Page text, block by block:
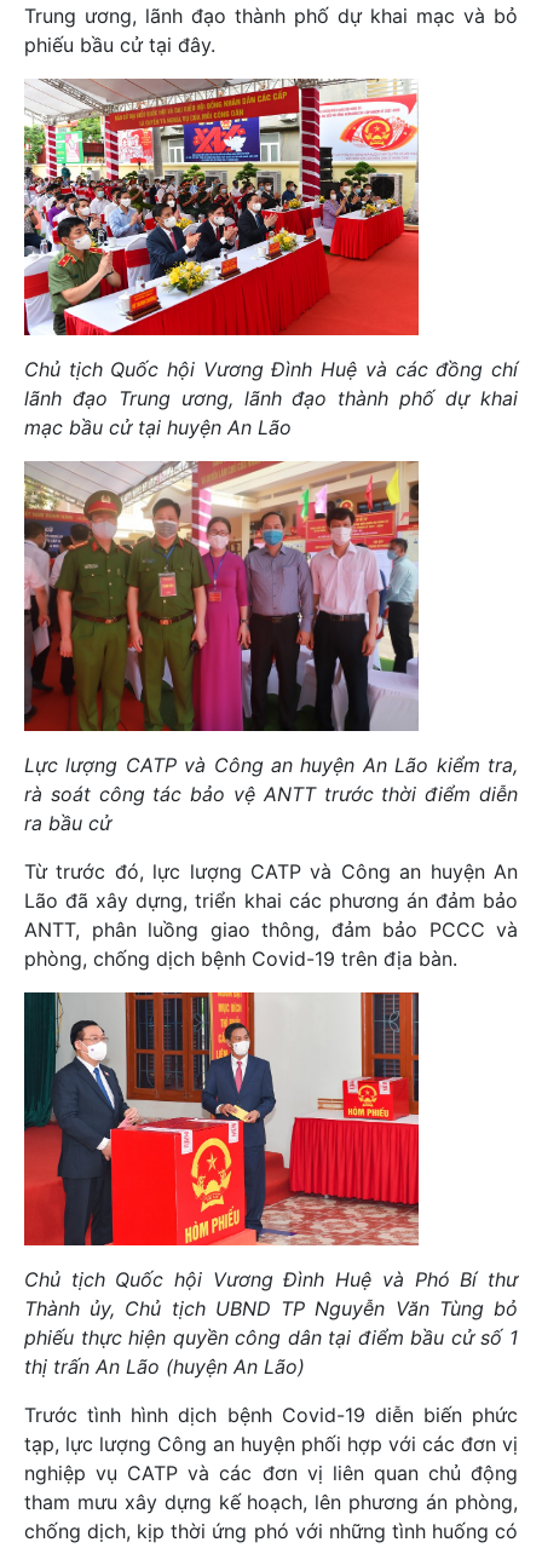
Trung ương, lãnh đạo thành phố dự khai mạc và bỏ
phiếu bầu cử tại đây.
Chủ tịch Quốc hội Vương Đình Huệ và các đồng chí
lãnh đạo Trung ương, lãnh đạo thành phố dự khai
mạc bầu cử tại huyện An Lão
Lực lượng CATP và Công an huyện An Lão kiểm tra,
rà soát công tác bảo vệ ANTT trước thời điểm diễn
ra bầu cử
Từ trước đó, lực lượng CATP và Công an huyện An
Lão đã xây dựng, triển khai các phương án đảm bảo
ANTT, phân luồng giao thông, đảm bảo PCCC và
phòng, chống dịch bệnh Covid-19 trên địa bàn.
Chủ tịch Quốc hội Vương Đình Huệ và Phó Bí thư
Thành ủy, Chủ tịch UBND TP Nguyễn Văn Tùng bỏ
phiếu thực hiện quyền công dân tại điểm bầu cử số 1
thị trấn An Lão (huyện An Lão)
Trước tình hình dịch bệnh Covid-19 diễn biến phức
tạp, lực lượng Công an huyện phối hợp với các đơn vị
nghiệp vụ CATP và các đơn vị liên quan chủ động
tham mưu xây dựng kế hoạch, lên phương án phòng,
chống dịch, kịp thời ứng phó với những tình huống có